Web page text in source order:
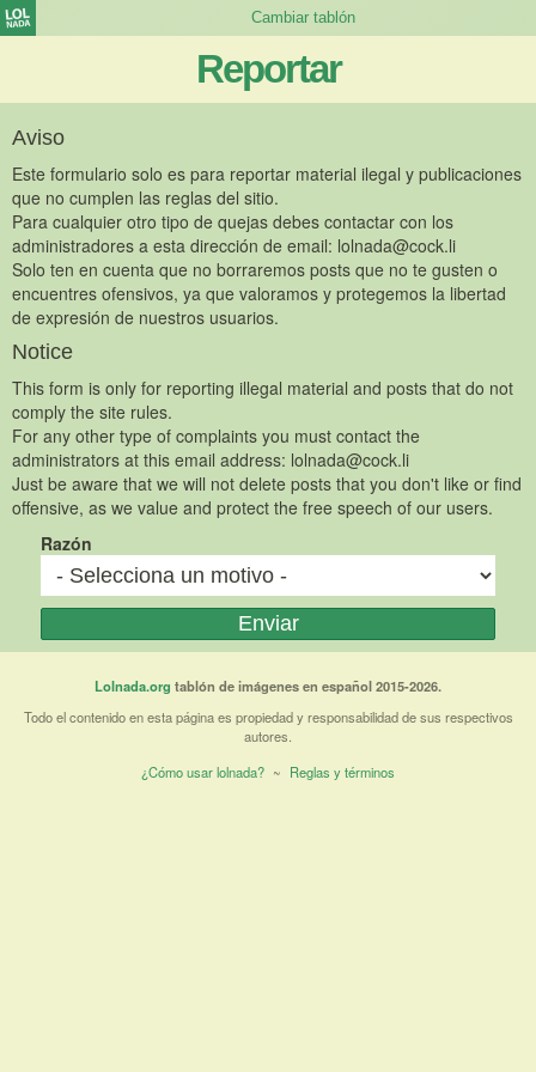
Reportar
Aviso
Este formulario solo es para reportar material ilegal y publicaciones
que no cumplen las reglas del sitio.
Para cualquier otro tipo de quejas debes contactar con los
administradores a esta dirección de email: lolnada@cock.li
Solo ten en cuenta que no borraremos posts que no te gusten o
encuentres ofensivos, ya que valoramos y protegemos la libertad
de expresión de nuestros usuarios.
Notice
This form is only for reporting illegal material and posts that do not
comply the site rules.
For any other type of complaints you must contact the
administrators at this email address: lolnada@cock.li
Just be aware that we will not delete posts that you don't like or find
offensive, as we value and protect the free speech of our users.
Razón
Lolnada.org tablón de imágenes en español 2015-2026.
Todo el contenido en esta página es propiedad y responsabilidad de sus respectivos
autores.
¿Cómo usar lolnada? ~ Reglas y términos